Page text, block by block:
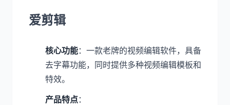
爱剪辑
核心功能：一款老牌的视频编辑软件，具备
去字幕功能，同时提供多种视频编辑模板和
特效。
产品特点：